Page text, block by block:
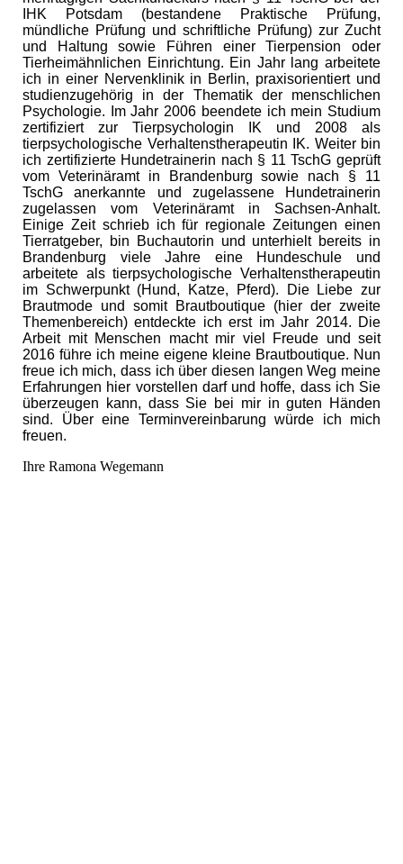
IHK Potsdam (bestandene Praktische Prüfung,
mündliche Prüfung und schriftliche Prüfung) zur Zucht
und Haltung sowie Führen einer Tierpension oder
Tierheimähnlichen Einrichtung. Ein Jahr lang arbeitete
ich in einer Nervenklinik in Berlin, praxisorientiert und
studienzugehörig in der Thematik der menschlichen
Psychologie. Im Jahr 2006 beendete ich mein Studium
zertifiziert zur Tierpsychologin IK und 2008 als
tierpsychologische Verhaltenstherapeutin IK. Weiter bin
ich zertifizierte Hundetrainerin nach § 11 TschG geprüft
vom Veterinäramt in Brandenburg sowie nach § 11
TschG anerkannte und zugelassene Hundetrainerin
zugelassen vom Veterinäramt in Sachsen-Anhalt.
Einige Zeit schrieb ich für regionale Zeitungen einen
Tierratgeber, bin Buchautorin und unterhielt bereits in
Brandenburg viele Jahre eine Hundeschule und
arbeitete als tierpsychologische Verhaltenstherapeutin
im Schwerpunkt (Hund, Katze, Pferd). Die Liebe zur
Brautmode und somit Brautboutique (hier der zweite
Themenbereich) entdeckte ich erst im Jahr 2014. Die
Arbeit mit Menschen macht mir viel Freude und seit
2016 führe ich meine eigene kleine Brautboutique. Nun
freue ich mich, dass ich über diesen langen Weg meine
Erfahrungen hier vorstellen darf und hoffe, dass ich Sie
überzeugen kann, dass Sie bei mir in guten Händen
sind. Über eine Terminvereinbarung würde ich mich
freuen.
Ihre Ramona Wegemann